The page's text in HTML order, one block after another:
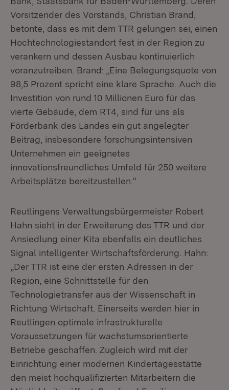
Vorsitzender des Vorstands, Christian Brand,
betonte, dass es mit dem TTR gelungen sei, einen
Hochtechnologiestandort fest in der Region zu
verankern und dessen Ausbau kontinuierlich
voranzutreiben. Brand: „Eine Belegungsquote von
98,5 Prozent spricht eine klare Sprache. Auch die
Investition von rund 10 Millionen Euro für das
vierte Gebäude, dem RT4, sind für uns als
Förderbank des Landes ein gut angelegter
Beitrag, insbesondere forschungsintensiven
Unternehmen ein geeignetes
innovationsfreundliches Umfeld für 250 weitere
Arbeitsplätze bereitzustellen.“
Reutlingens Verwaltungsbürgermeister Robert
Hahn sieht in der Erweiterung des TTR und der
Ansiedlung einer Kita ebenfalls ein deutliches
Signal intelligenter Wirtschaftsförderung. Hahn:
„Der TTR ist eine der ersten Adressen in der
Region, eine Schnittstelle für den
Technologietransfer aus der Wissenschaft in
Richtung Wirtschaft. Einerseits werden hier in
Reutlingen optimale infrastrukturelle
Voraussetzungen für wachstumsorientierte
Betriebe geschaffen. Zugleich wird mit der
Einrichtung einer modernen Kindertagesstätte
den meist hochqualifizierten Mitarbeitern die